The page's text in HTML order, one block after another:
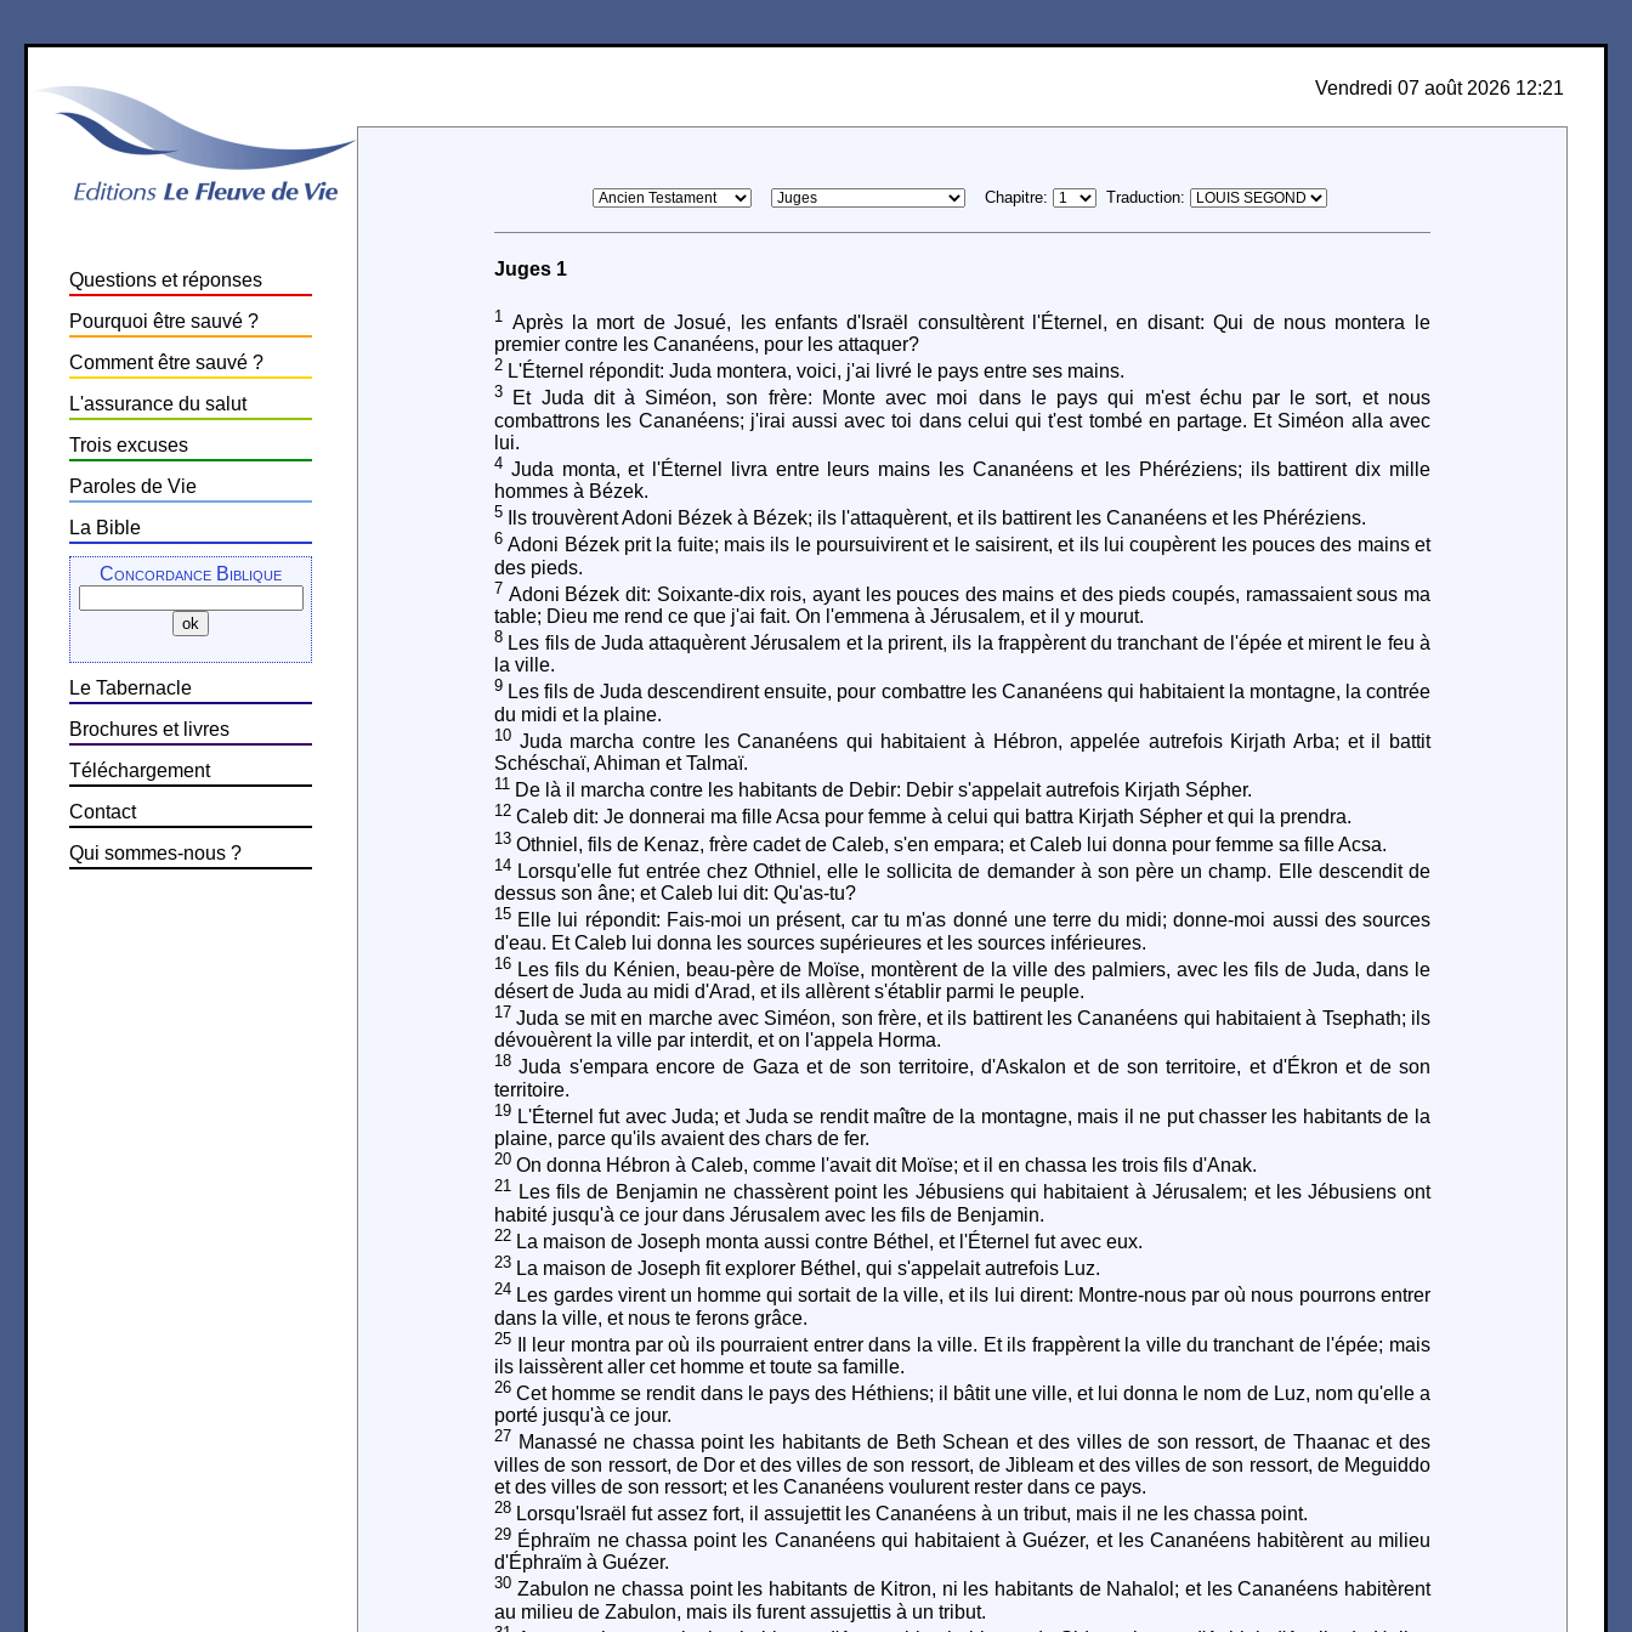
Vendredi 07 août 2026 12:21
Questions et réponses
Pourquoi être sauvé ?
Comment être sauvé ?
L'assurance du salut
Trois excuses
Paroles de Vie
La Bible
Concordance Biblique
Le Tabernacle
Brochures et livres
Téléchargement
Contact
Qui sommes-nous ?
Chapitre: Traduction:
Juges 1
1
Après la mort de Josué, les enfants d'Israël consultèrent l'Éternel, en disant: Qui de nous montera le
premier contre les Cananéens, pour les attaquer?
2 L'Éternel répondit: Juda montera, voici, j'ai livré le pays entre ses mains.
3 Et Juda dit à Siméon, son frère: Monte avec moi dans le pays qui m'est échu par le sort, et nous
combattrons les Cananéens; j'irai aussi avec toi dans celui qui t'est tombé en partage. Et Siméon alla avec
lui.
4 Juda monta, et l'Éternel livra entre leurs mains les Cananéens et les Phéréziens; ils battirent dix mille
hommes à Bézek.
5 Ils trouvèrent Adoni Bézek à Bézek; ils l'attaquèrent, et ils battirent les Cananéens et les Phéréziens.
6 Adoni Bézek prit la fuite; mais ils le poursuivirent et le saisirent, et ils lui coupèrent les pouces des mains et
des pieds.
7 Adoni Bézek dit: Soixante-dix rois, ayant les pouces des mains et des pieds coupés, ramassaient sous ma
table; Dieu me rend ce que j'ai fait. On l'emmena à Jérusalem, et il y mourut.
8 Les fils de Juda attaquèrent Jérusalem et la prirent, ils la frappèrent du tranchant de l'épée et mirent le feu à
la ville.
9 Les fils de Juda descendirent ensuite, pour combattre les Cananéens qui habitaient la montagne, la contrée
du midi et la plaine.
10 Juda marcha contre les Cananéens qui habitaient à Hébron, appelée autrefois Kirjath Arba; et il battit
Schéschaï, Ahiman et Talmaï.
11 De là il marcha contre les habitants de Debir: Debir s'appelait autrefois Kirjath Sépher.
12 Caleb dit: Je donnerai ma fille Acsa pour femme à celui qui battra Kirjath Sépher et qui la prendra.
13 Othniel, fils de Kenaz, frère cadet de Caleb, s'en empara; et Caleb lui donna pour femme sa fille Acsa.
14 Lorsqu'elle fut entrée chez Othniel, elle le sollicita de demander à son père un champ. Elle descendit de
dessus son âne; et Caleb lui dit: Qu'as-tu?
15 Elle lui répondit: Fais-moi un présent, car tu m'as donné une terre du midi; donne-moi aussi des sources
d'eau. Et Caleb lui donna les sources supérieures et les sources inférieures.
16 Les fils du Kénien, beau-père de Moïse, montèrent de la ville des palmiers, avec les fils de Juda, dans le
désert de Juda au midi d'Arad, et ils allèrent s'établir parmi le peuple.
17 Juda se mit en marche avec Siméon, son frère, et ils battirent les Cananéens qui habitaient à Tsephath; ils
dévouèrent la ville par interdit, et on l'appela Horma.
18 Juda s'empara encore de Gaza et de son territoire, d'Askalon et de son territoire, et d'Ékron et de son
territoire.
19 L'Éternel fut avec Juda; et Juda se rendit maître de la montagne, mais il ne put chasser les habitants de la
plaine, parce qu'ils avaient des chars de fer.
20 On donna Hébron à Caleb, comme l'avait dit Moïse; et il en chassa les trois fils d'Anak.
21 Les fils de Benjamin ne chassèrent point les Jébusiens qui habitaient à Jérusalem; et les Jébusiens ont
habité jusqu'à ce jour dans Jérusalem avec les fils de Benjamin.
22 La maison de Joseph monta aussi contre Béthel, et l'Éternel fut avec eux.
23 La maison de Joseph fit explorer Béthel, qui s'appelait autrefois Luz.
24 Les gardes virent un homme qui sortait de la ville, et ils lui dirent: Montre-nous par où nous pourrons entrer
dans la ville, et nous te ferons grâce.
25 Il leur montra par où ils pourraient entrer dans la ville. Et ils frappèrent la ville du tranchant de l'épée; mais
ils laissèrent aller cet homme et toute sa famille.
26 Cet homme se rendit dans le pays des Héthiens; il bâtit une ville, et lui donna le nom de Luz, nom qu'elle a
porté jusqu'à ce jour.
27 Manassé ne chassa point les habitants de Beth Schean et des villes de son ressort, de Thaanac et des
villes de son ressort, de Dor et des villes de son ressort, de Jibleam et des villes de son ressort, de Meguiddo
et des villes de son ressort; et les Cananéens voulurent rester dans ce pays.
28 Lorsqu'Israël fut assez fort, il assujettit les Cananéens à un tribut, mais il ne les chassa point.
29 Éphraïm ne chassa point les Cananéens qui habitaient à Guézer, et les Cananéens habitèrent au milieu
d'Éphraïm à Guézer.
30 Zabulon ne chassa point les habitants de Kitron, ni les habitants de Nahalol; et les Cananéens habitèrent
au milieu de Zabulon, mais ils furent assujettis à un tribut.